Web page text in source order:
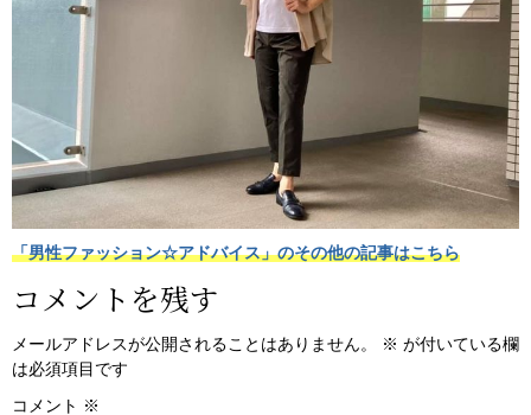
「男性ファッション☆アドバイス」のその他の記事はこちら
コメントを残す
メールアドレスが公開されることはありません。 ※ が付いている欄
は必須項目です
コメント ※